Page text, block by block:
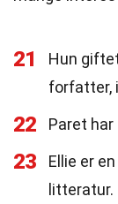
21
Hun
forfatter,
22 Paret
23
Ellie er
litteratur.